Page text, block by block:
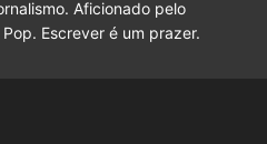
Aficionado pelo
Escrever é um prazer.